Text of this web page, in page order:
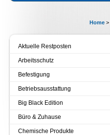
Home >
Aktuelle Restposten
Arbeitsschutz
Befestigung
Betriebsausstattung
Big Black Edition
Büro & Zuhause
Chemische Produkte